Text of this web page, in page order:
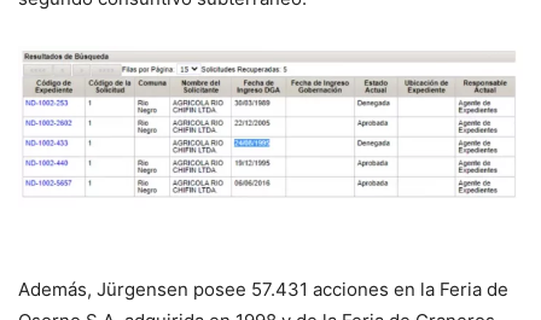
Además, Jürgensen posee 57.431 acciones en la Feria de